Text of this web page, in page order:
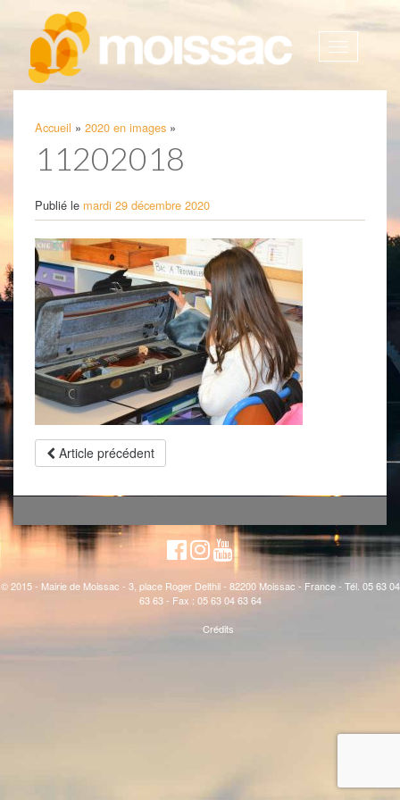
Afficher
Accueil » 2020 en images »
11202018
Publié le mardi 29 décembre 2020
Article précédent
© 2015 - Mairie de Moissac - 3, place Roger Delthil - 82200 Moissac - France - Tél. 05 63 04
63 63 - Fax : 05 63 04 63 64
Crédits